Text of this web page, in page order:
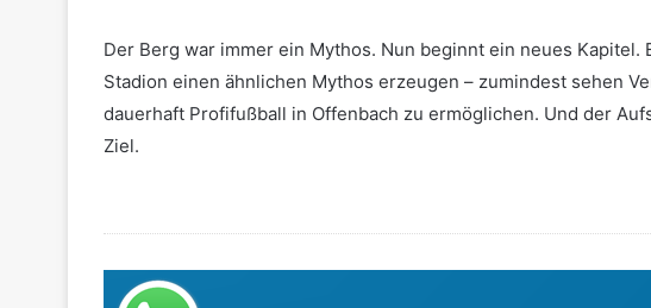
Der Berg war immer ein Mythos. Nun beginnt ein neues Kapitel.
Stadion einen ähnlichen Mythos erzeugen – zumindest sehen
dauerhaft Profifußball in Offenbach zu ermöglichen. Und der
Ziel.